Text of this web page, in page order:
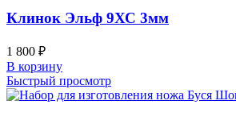
Клинок Эльф 9ХС 3мм
1 800 ₽
В корзину
Быстрый просмотр